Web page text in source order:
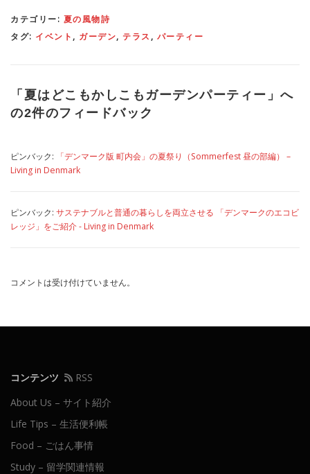
カテゴリー: 夏の風物詩
タグ: イベント , ガーデン, テラス , パーティー
「 夏はどこもかしこもガーデンパーティー 」へ
の2件のフィードバック
ピンバック:
「デンマーク版 町内会」の夏祭り（Sommerfest 昼の部編） –
Living in Denmark
ピンバック: サステナブルと普通の暮らしを両立させる 「デンマークのエコビ
レッジ」をご紹介 - Living in Denmark
コメントは受け付けていません。
コンテンツ
RSS
About Us – サイト紹介
Life Tips – 生活便利帳
Food – ごはん事情
Study – 留学関連情報